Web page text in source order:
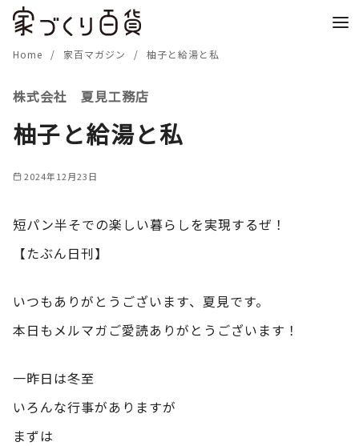
Home 家百マガジン 柚子と給湯と私
株式会社 夏見工務店
柚子と給湯と私
2024年12月23日
短パン半そでの楽しい暮らしを実現するぜ！
【たぶん日刊】
いつもありがとうございます、夏見です。
本日もメルマガご愛読ありがとうございます！
一昨日は冬至
いろんな行事がありますが
まずは